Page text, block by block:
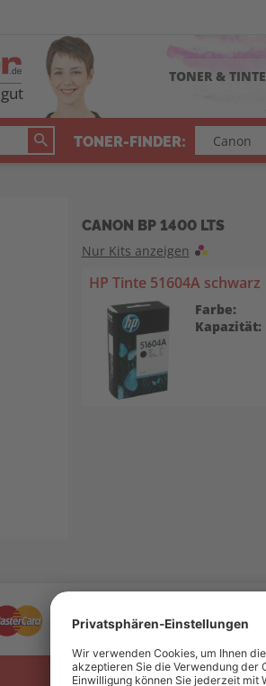
TONER & TINTE
TONER-FINDER:
CANON BP 1400 LTS
Nur Kits anzeigen
HP Tinte 51604A schwarz
Farbe:
Kapazität: